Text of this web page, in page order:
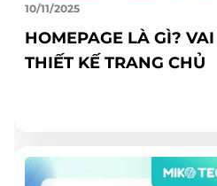
10/11/2025
HOMEPAGE LÀ GÌ?
THIẾT KẾ TRANG CHỦ